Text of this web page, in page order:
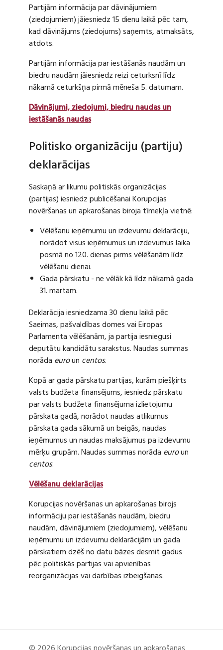
Partijām informācija par dāvinājumiem
(ziedojumiem) jāiesniedz 15 dienu laikā pēc tam,
kad dāvinājums (ziedojums) saņemts, atmaksāts,
atdots.
Partijām informācija par iestāšanās naudām un
biedru naudām jāiesniedz reizi ceturksnī līdz
nākamā ceturkšņa pirmā mēneša 5. datumam.
Dāvinājumi, ziedojumi, biedru naudas un
iestāšanās naudas
Politisko organizāciju (partiju)
deklarācijas
Saskaņā ar likumu politiskās organizācijas
(partijas) iesniedz publicēšanai Korupcijas
novēršanas un apkarošanas biroja tīmekļa vietnē:
Vēlēšanu ieņēmumu un izdevumu deklarāciju,
norādot visus ieņēmumus un izdevumus laika
posmā no 120. dienas pirms vēlēšanām līdz
vēlēšanu dienai.
Gada pārskatu - ne vēlāk kā līdz nākamā gada
31. martam.
Deklarācija iesniedzama 30 dienu laikā pēc
Saeimas, pašvaldības domes vai Eiropas
Parlamenta vēlēšanām, ja partija iesniegusi
deputātu kandidātu sarakstus. Naudas summas
norāda euroun centos.
Kopā ar gada pārskatu partijas, kurām piešķirts
valsts budžeta finansējums, iesniedz pārskatu
par valsts budžeta finansējuma izlietojumu
pārskata gadā, norādot naudas atlikumus
pārskata gada sākumā un beigās, naudas
ieņēmumus un naudas maksājumus pa izdevumu
mērķu grupām. Naudas summas norāda euroun
centos.
Vēlēšanu deklarācijas
Korupcijas novēršanas un apkarošanas birojs
informāciju par iestāšanās naudām, biedru
naudām, dāvinājumiem (ziedojumiem), vēlēšanu
ieņēmumu un izdevumu deklarācijām un gada
pārskatiem dzēš no datu bāzes desmit gadus
pēc politiskās partijas vai apvienības
reorganizācijas vai darbības izbeigšanas.